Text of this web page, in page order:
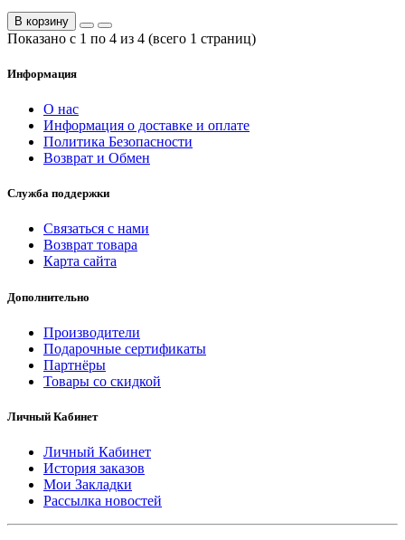
В корзину
Показано с 1 по 4 из 4 (всего 1 страниц)
Информация
О нас
Информация о доставке и оплате
Политика Безопасности
Возврат и Обмен
Служба поддержки
Связаться с нами
Возврат товара
Карта сайта
Дополнительно
Производители
Подарочные сертификаты
Партнёры
Товары со скидкой
Личный Кабинет
Личный Кабинет
История заказов
Мои Закладки
Рассылка новостей